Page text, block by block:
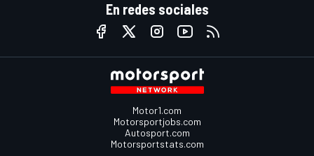
En redes sociales
Motor1.com
Motorsportjobs.com
Autosport.com
Motorsportstats.com